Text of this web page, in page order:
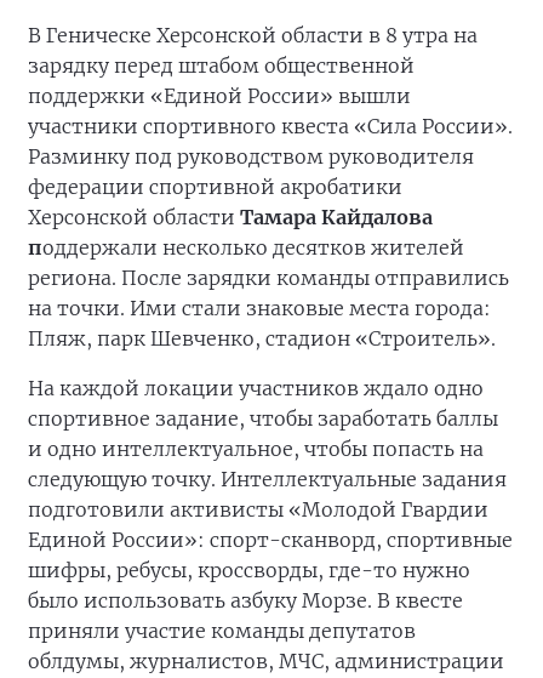
участников мастер-класс.
«Спартакиада призвана укреплять традиции
здорового образа жизни, вовлекать людей
разных поколений в активный досуг и
создавать атмосферу единства вокруг общих
ценностей. Все победители в общекомандном
зачете получили заслуженные медали и
почётные кубки — символы их активной
жизненной позиции», — отметил Эдуард
Шонов.
В Геническе Херсонской области в 8 утра на
зарядку перед штабом общественной
поддержки «Единой России» вышли
участники спортивного квеста «Сила России».
Разминку под руководством руководителя
федерации спортивной акробатики
Херсонской областиТамара Кайдалова
поддержали несколько десятков жителей
региона. После зарядки команды отправились
на точки. Ими стали знаковые места города: